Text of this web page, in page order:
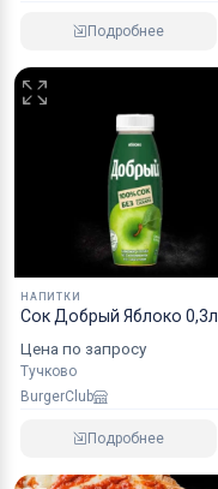
Подробнее
НАПИТКИ
Сок Добрый Яблоко 0,3л
Цена по запросу
Тучково
BurgerClub
Подробнее